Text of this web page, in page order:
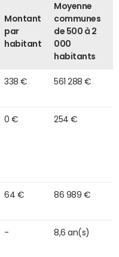
Montant
par
habitant
Moyenne
communes
de 500 à 2
000
habitants
338 € 561 288 €
0 € 254 €
64 € 86 989 €
- 8,6 an(s)